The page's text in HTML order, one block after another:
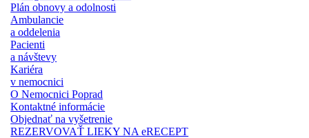
Plán obnovy a odolnosti
Ambulancie
a oddelenia
Pacienti
a návštevy
Kariéra
v nemocnici
O Nemocnici Poprad
Kontaktné informácie
Objednať na vyšetrenie
REZERVOVAŤ LIEKY NA eRECEPT